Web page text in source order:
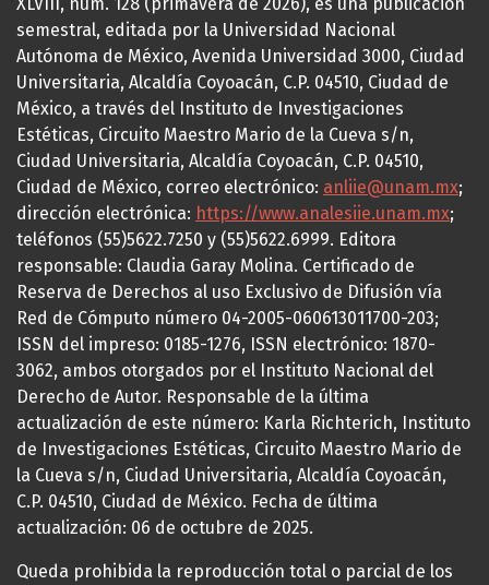
semestral, editada por la Universidad Nacional
Autónoma de México, Avenida Universidad 3000, Ciudad
Universitaria, Alcaldía Coyoacán, C.P. 04510, Ciudad de
México, a través del Instituto de Investigaciones
Estéticas, Circuito Maestro Mario de la Cueva s/n,
Ciudad Universitaria, Alcaldía Coyoacán, C.P. 04510,
Ciudad de México, correo electrónico: anliie@unam.mx;
dirección electrónica: https://www.analesiie.unam.mx;
teléfonos (55)5622.7250 y (55)5622.6999. Editora
responsable: Claudia Garay Molina. Certificado de
Reserva de Derechos al uso Exclusivo de Difusión vía
Red de Cómputo número 04-2005-060613011700-203;
ISSN del impreso: 0185-1276, ISSN electrónico: 1870-
3062, ambos otorgados por el Instituto Nacional del
Derecho de Autor. Responsable de la última
actualización de este número: Karla Richterich, Instituto
de Investigaciones Estéticas, Circuito Maestro Mario de
la Cueva s/n, Ciudad Universitaria, Alcaldía Coyoacán,
C.P. 04510, Ciudad de México. Fecha de última
actualización: 06 de octubre de 2025.
Queda prohibida la reproducción total o parcial de los